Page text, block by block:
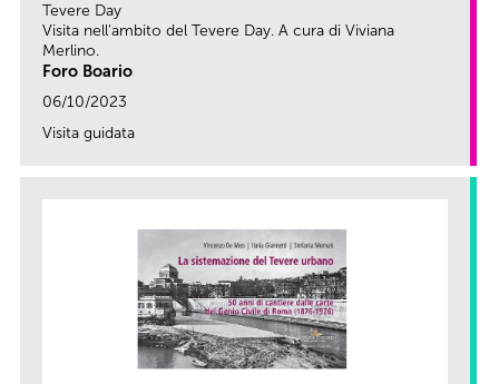
Tevere Day
Visita nell'ambito del Tevere Day. A cura di Viviana
Merlino.
Foro Boario
06/10/2023
Visita guidata